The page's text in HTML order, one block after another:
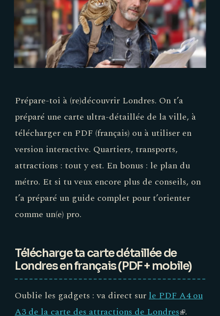
Prépare-toi à (re)découvrir Londres. On t’a
préparé une carte ultra-détaillée de la ville, à
télécharger en PDF (français) ou à utiliser en
version interactive. Quartiers, transports,
attractions : tout y est. En bonus : le plan du
métro. Et si tu veux encore plus de conseils, on
t’a préparé un guide complet pour t’orienter
comme un(e) pro.
Télécharge ta carte détaillée de
Londres en français (PDF + mobile)
Oublie les gadgets : va direct sur le PDF A4 ou
A3 de la carte des attractions de Londres(link